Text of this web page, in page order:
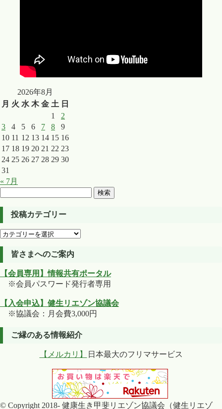
2026年8月
月 火 水 木 金 土 日
1
2
3
4 5 6 7 8
9
10 11 12 13 14 15 16
17 18 19 20 21 22 23
24 25 26 27 28 29 30
31
« 7月
投稿カテゴリー
投
テ
ゴ
皆さまへのご案内
【会員専用】情報共有ポータル
※会員パスワード発行者専用
【入会申込】健生リエゾン協議会
※協議会：月会費3,000円
ご縁のある情報紹介
【メルカリ】 日本最大のフリマサービス
© Copyright 2018- 健康生き甲斐リエゾン協議会（健生リエゾ